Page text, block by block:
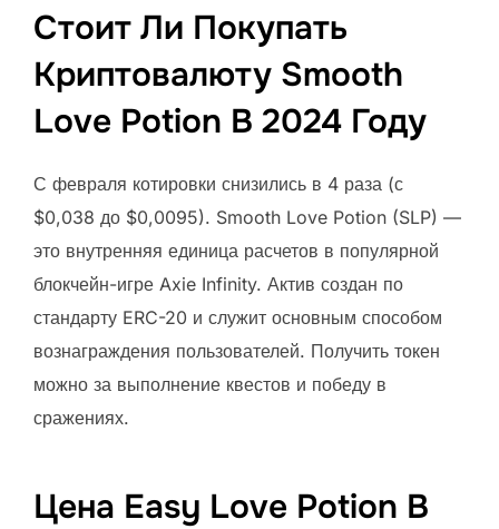
Стоит Ли Покупать
Криптовалюту Smooth
Love Potion В 2024 Году
С февраля котировки снизились в 4 раза (с
$0,038 до $0,0095). Smooth Love Potion (SLP) —
это внутренняя единица расчетов в популярной
блокчейн-игре Axie Infinity. Актив создан по
стандарту ERC-20 и служит основным способом
вознаграждения пользователей. Получить токен
можно за выполнение квестов и победу в
сражениях.
Цена Easy Love Potion В